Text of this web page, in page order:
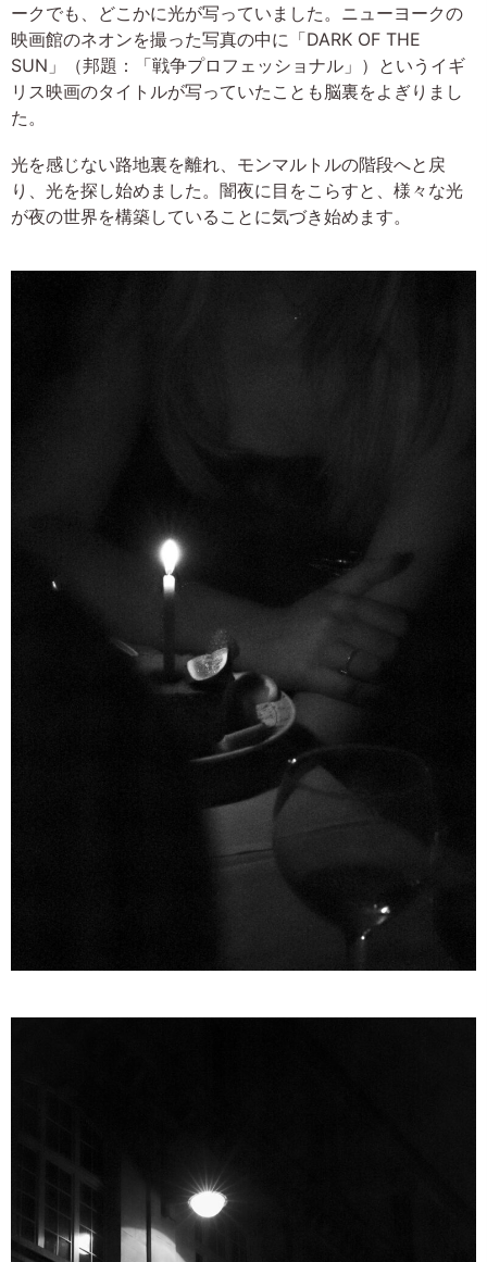
ークでも、どこかに光が写っていました。ニューヨークの
映画館のネオンを撮った写真の中に「DARK OF THE
SUN」（邦題：「戦争プロフェッショナル」）というイギ
リス映画のタイトルが写っていたことも脳裏をよぎりまし
た。
光を感じない路地裏を離れ、モンマルトルの階段へと戻
り、光を探し始めました。闇夜に目をこらすと、様々な光
が夜の世界を構築していることに気づき始めます。